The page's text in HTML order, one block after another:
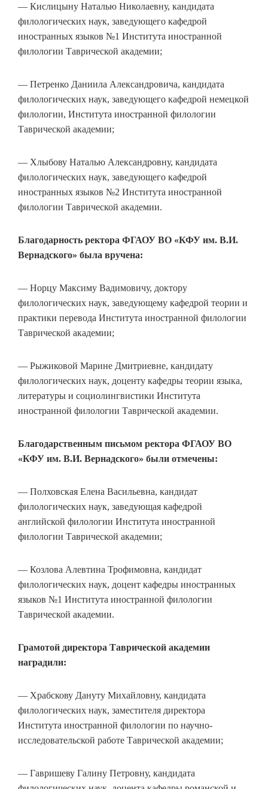
— Кислицыну Наталью Николаевну, кандидата
филологических наук, заведующего кафедрой
иностранных языков №1 Института иностранной
филологии Таврической академии;
— Петренко Даниила Александровича, кандидата
филологических наук, заведующего кафедрой немецкой
филологии, Института иностранной филологии
Таврической академии;
— Хлыбову Наталью Александровну, кандидата
филологических наук, заведующего кафедрой
иностранных языков №2 Института иностранной
филологии Таврической академии.
Благодарность ректора ФГАОУ ВО «КФУ им. В.И.
Вернадского» была вручена:
— Норцу Максиму Вадимовичу, доктору
филологических наук, заведующему кафедрой теории и
практики перевода Института иностранной филологии
Таврической академии;
— Рыжиковой Марине Дмитриевне, кандидату
филологических наук, доценту кафедры теории языка,
литературы и социолингвистики Института
иностранной филологии Таврической академии.
Благодарственным письмом ректора ФГАОУ ВО
«КФУ им. В.И. Вернадского» были отмечены:
— Полховская Елена Васильевна, кандидат
филологических наук, заведующая кафедрой
английской филологии Института иностранной
филологии Таврической академии;
— Козлова Алевтина Трофимовна, кандидат
филологических наук, доцент кафедры иностранных
языков №1 Института иностранной филологии
Таврической академии.
Грамотой директора Таврической академии
наградили:
— Храбскову Дануту Михайловну, кандидата
филологических наук, заместителя директора
Института иностранной филологии по научно-
исследовательской работе Таврической академии;
— Гавришеву Галину Петровну, кандидата